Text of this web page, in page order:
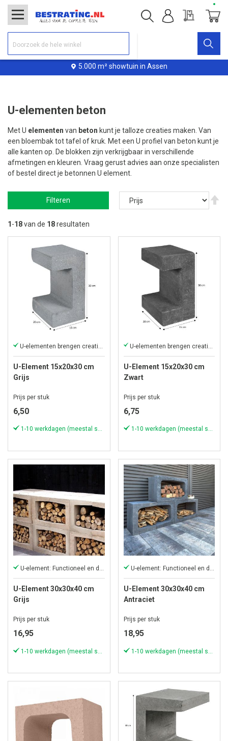
5.000 m² showtuin in Assen
Offerte
U-elementen beton
Met U elementen van beton kunt je talloze creaties maken. Van
een bloembak tot tafel of kruk. Met een U profiel van beton kunt je
alle kanten op. De blokken zijn verkrijgbaar in verschillende
afmetingen en kleuren. Vraag gerust advies aan onze specialisten
of bestel direct je betonnen U element.
Filteren
1 -18van de 18resultaten
U-Element 15x20x30 cm
Grijs
Prijs per stuk
6,50
1-10 werkdagen (meestal sneller)
U-Element 15x20x30 cm
Zwart
Prijs per stuk
6,75
1-10 werkdagen (meestal sneller)
U-element: Functioneel en decoratief
U-Element 30x30x40 cm
Grijs
Prijs per stuk
16,95
U-element: Functioneel en decoratief
U-Element 30x30x40 cm
Antraciet
Prijs per stuk
18,95